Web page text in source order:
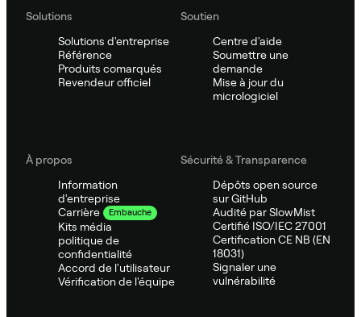
Solutions
Solutions d'entreprise
Référence
Produits comarqués
Revendeur officiel
Soutien
Centre d'aide
Soumettre une
demande
Mise à jour du
micrologiciel
À propos
Information
d'entreprise
Carrière
Embauche
Kits média
politique de
confidentialité
Accord de l'utilisateur
Vérification de l'équipe
Sécurité & Transparence
Dépôts open source
sur GitHub
Audité par SlowMist
Certifié ISO/IEC 27001
Certification CE NB (EN
18031)
Signaler une
vulnérabilité